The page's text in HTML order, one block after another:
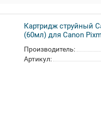
Картридж струйный
(60мл) для Canon
Производитель:
Артикул: